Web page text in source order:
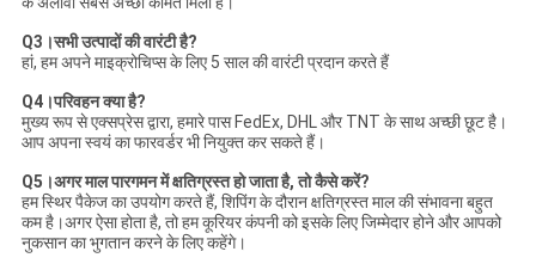
Q3।सभी उत्पादों की वारंटी है?
हां, हम अपने माइक्रोचिप्स के लिए 5 साल की वारंटी प्रदान करते हैं
Q4।परिवहन क्या है?
मुख्य रूप से एक्सप्रेस द्वारा, हमारे पास FedEx, DHL और TNT के साथ अच्छी छूट है।
आप अपना स्वयं का फारवर्डर भी नियुक्त कर सकते हैं।
Q5।अगर माल पारगमन में क्षतिग्रस्त हो जाता है, तो कैसे करें?
हम स्थिर पैकेज का उपयोग करते हैं, शिपिंग के दौरान क्षतिग्रस्त माल की संभावना बहुत
कम है।अगर ऐसा होता है, तो हम कूरियर कंपनी को इसके लिए जिम्मेदार होने और आपको
नुकसान का भुगतान करने के लिए कहेंगे।